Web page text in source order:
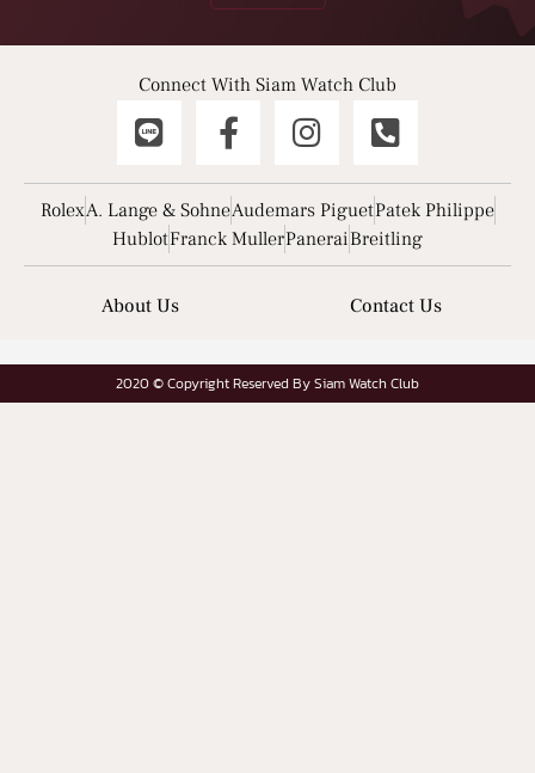
Connect With Siam Watch Club
RolexA. Lange & SohneAudemars PiguetPatek Philippe
HublotFranck MullerPaneraiBreitling
About Us Contact Us
2020 © Copyright Reserved By Siam Watch Club